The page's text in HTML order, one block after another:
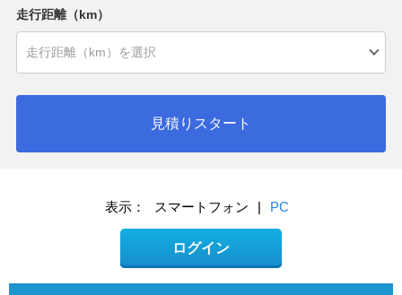
走行距離（km）
見積りスタート
表示： スマートフォン | PC
ログイン